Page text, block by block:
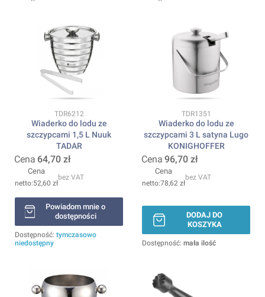
Kod produktu
TDR6212
Wiaderko do lodu ze
szczypcami 1,5 L Nuuk
TADAR
Cena 64,70 zł
Cena
52,60 zł
bez VAT
Powiadom mnie o
dostępności
Dostępność: tymczasowo
niedostępny
Kod produktu
TDR1351
Wiaderko do lodu ze
szczypcami 3 L satyna Lugo
KONIGHOFFER
Cena 96,70 zł
Cena
78,62 zł
bez VAT
DODAJ DO
KOSZYKA
Dostępność: mała ilość